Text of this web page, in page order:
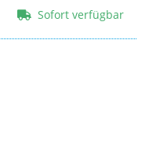
Sofort verfügbar